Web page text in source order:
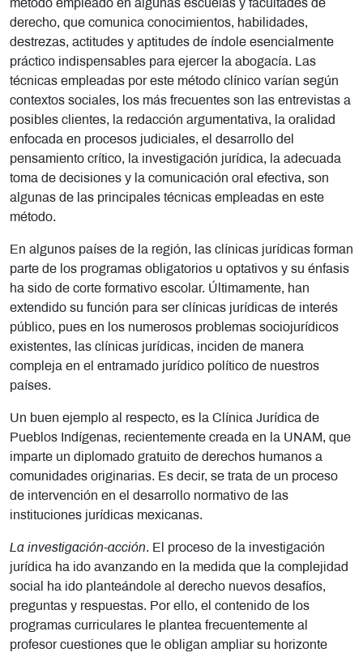
método empleado en algunas escuelas y facultades de
derecho, que comunica conocimientos, habilidades,
destrezas, actitudes y aptitudes de índole esencialmente
práctico indispensables para ejercer la abogacía. Las
técnicas empleadas por este método clínico varían según
contextos sociales, los más frecuentes son las entrevistas a
posibles clientes, la redacción argumentativa, la oralidad
enfocada en procesos judiciales, el desarrollo del
pensamiento crítico, la investigación jurídica, la adecuada
toma de decisiones y la comunicación oral efectiva, son
algunas de las principales técnicas empleadas en este
método.
En algunos países de la región, las clínicas jurídicas forman
parte de los programas obligatorios u optativos y su énfasis
ha sido de corte formativo escolar. Últimamente, han
extendido su función para ser clínicas jurídicas de interés
público, pues en los numerosos problemas sociojurídicos
existentes, las clínicas jurídicas, inciden de manera
compleja en el entramado jurídico político de nuestros
países.
Un buen ejemplo al respecto, es la Clínica Jurídica de
Pueblos Indígenas, recientemente creada en la UNAM, que
imparte un diplomado gratuito de derechos humanos a
comunidades originarias. Es decir, se trata de un proceso
de intervención en el desarrollo normativo de las
instituciones jurídicas mexicanas.
La investigación-acción. El proceso de la investigación
jurídica ha ido avanzando en la medida que la complejidad
social ha ido planteándole al derecho nuevos desafíos,
preguntas y respuestas. Por ello, el contenido de los
programas curriculares le plantea frecuentemente al
profesor cuestiones que le obligan ampliar su horizonte